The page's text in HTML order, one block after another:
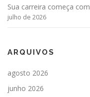
Sua carreira começa
julho de 2026
ARQUIVOS
agosto 2026
junho 2026